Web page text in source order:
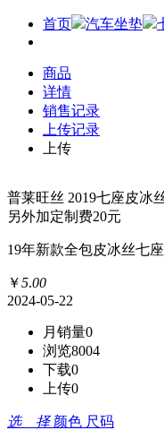
首页 汽车坐垫
商品
详情
销售记录
上传记录
上传
普莱旺丝 2019七座皮冰
另外加定制费20元
19年新款全包皮冰丝七
￥5.00
2024-05-22
月销量0
浏览8004
下载0
上传0
选 择 颜色 尺码